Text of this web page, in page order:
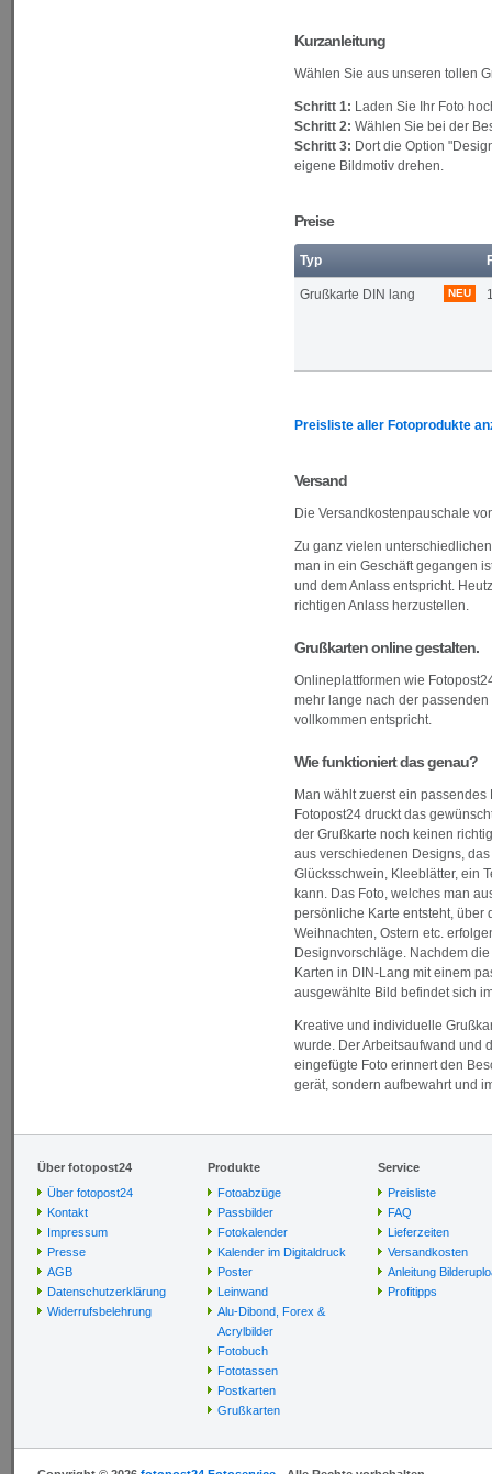
Kurzanleitung
Wählen Sie aus unseren tollen
Schritt 1: Laden Sie Ihr Foto
Schritt 2: Wählen Sie bei der
Schritt 3: Dort die Option
eigene Bildmotiv drehen.
Preise
Typ
Grußkarte DIN lang NEU
Preisliste aller Fotoprodukte
Versand
Die Versandkostenpauschale
Zu ganz vielen
man in ein Geschäft gegangen
und dem Anlass entspricht.
richtigen Anlass herzustellen.
Grußkarten online gestalten.
Onlineplattformen wie
mehr lange nach der
vollkommen entspricht.
Wie funktioniert das genau?
Man wählt zuerst ein
Fotopost24 druckt das
der Grußkarte noch keinen
aus verschiedenen Designs,
Glücksschwein, Kleeblätter, ein
kann. Das Foto, welches man
persönliche Karte entsteht, über
Weihnachten, Ostern etc.
Designvorschläge. Nachdem
Karten in DIN-Lang mit einem
ausgewählte Bild befindet sich
Kreative und individuelle
wurde. Der Arbeitsaufwand und
eingefügte Foto erinnert den
gerät, sondern aufbewahrt und
Über fotopost24
Über fotopost24
Kontakt
Impressum
Presse
AGB
Datenschutzerklärung
Widerrufsbelehrung
Produkte
Fotoabzüge
Passbilder
Fotokalender
Kalender im Digitaldruck
Poster
Leinwand
Alu-Dibond, Forex &
Acrylbilder
Fotobuch
Fototassen
Postkarten
Grußkarten
Service
Preisliste
FAQ
Lieferzeiten
Versandkosten
Anleitung
Profitipps